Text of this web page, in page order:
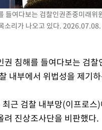
들여다보는 검찰인권존중미래
소리가 나오고 있다. 2026.07.08.
침해를 들여다보는 검
내부에서 위법성을 제기
근 검찰 내부망(이프로
려 진상조사단을 비판했다.